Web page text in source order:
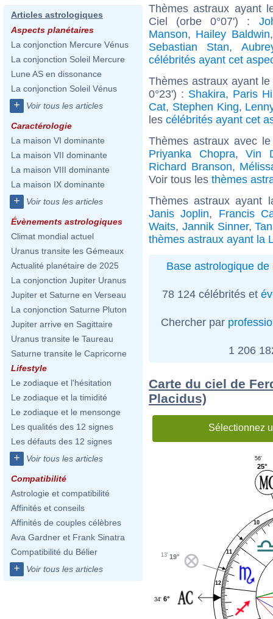
Articles astrologiques
Aspects planétaires
La conjonction Mercure Vénus
La conjonction Soleil Mercure
Lune AS en dissonance
La conjonction Soleil Vénus
+ Voir tous les articles
Caractérologie
La maison VI dominante
La maison VII dominante
La maison VIII dominante
La maison IX dominante
+ Voir tous les articles
Évènements astrologiques
Climat mondial actuel
Uranus transite les Gémeaux
Actualité planétaire de 2025
La conjonction Jupiter Uranus
Jupiter et Saturne en Verseau
La conjonction Saturne Pluton
Jupiter arrive en Sagittaire
Uranus transite le Taureau
Saturne transite le Capricorne
Lifestyle
Le zodiaque et l'hésitation
Le zodiaque et la timidité
Le zodiaque et le mensonge
Les qualités des 12 signes
Les défauts des 12 signes
+ Voir tous les articles
Compatibilité
Astrologie et compatibilité
Affinités et conseils
Affinités de couples célèbres
Ava Gardner et Frank Sinatra
Compatibilité du Bélier
+ Voir tous les articles
Thèmes astraux ayant
Ciel (orbe 0°07') :
Manson, Hailey Baldwin
Sebastian Stan,
célébrités ayant cet
Thèmes astraux ayant
0°23') : Shakira, Paris
Cat, Stephen King,
les célébrités ayant cet
Thèmes astraux avec
Priyanka Chopra,Vin
Richard Branson,
Voir tous les thèmes
Thèmes astraux
Janis Joplin, Francis
Waits, Jannik Sinner,
thèmes astraux ayant la
Base astrologique de
78 124 célébrités et
Chercher par
1 206
Carte du ciel de
Placidus)
Sélectionnez
10
11
12
25°
56'
19°
13'
6°
34'